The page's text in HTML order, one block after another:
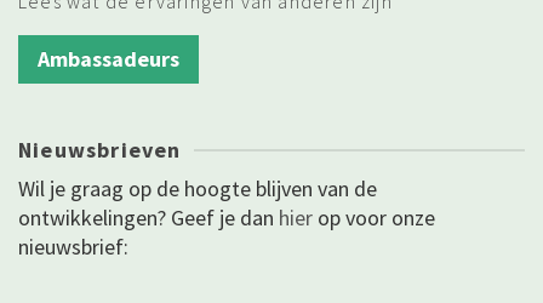
Ambassadeurs
Nieuwsbrieven
Wil je graag op de hoogte blijven van de
ontwikkelingen? Geef je dan hier op voor onze
nieuwsbrief: